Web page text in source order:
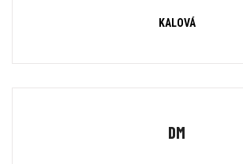
KALOVÁ
DM